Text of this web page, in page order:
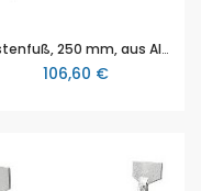
Leistenfuß, 250 mm, aus Aluminium, aus dem sfs Stativsystem (Schulform nach Schindelhütte), mit 2 Seitenteilen zur Befestigung von sfs Experimentiertabletts
106,60 €